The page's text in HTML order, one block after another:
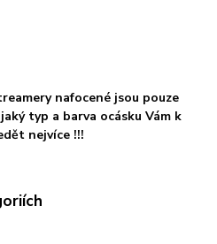
nafocené jsou pouze
typ a barva ocásku Vám k
nejvíce !!!